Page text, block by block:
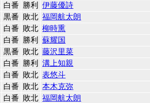
白番 勝利
伊藤優詩
黒番 敗北 福岡航太朗
白番 敗北 柳時熏
白番 勝利
蘇耀国
黒番 敗北 藤沢里菜
白番 勝利
溝上知親
白番 敗北 表悠斗
白番 敗北 本木克弥
白番 敗北 福岡航太朗